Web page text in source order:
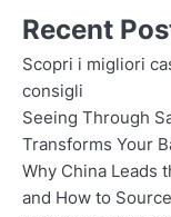
Recent
Scopri i migliori
consigli
Seeing Through
Transforms Your
Why China Leads
and How to